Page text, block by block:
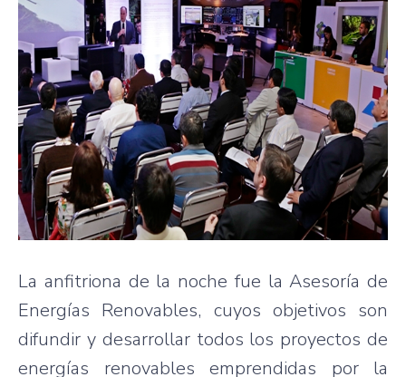
La anfitriona de la noche fue la Asesoría de
Energías Renovables, cuyos objetivos son
difundir y desarrollar todos los proyectos de
energías renovables emprendidas por la